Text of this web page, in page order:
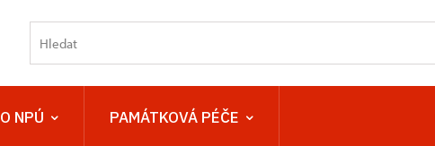
O NPÚ PAMÁTKOVÁ PÉČE